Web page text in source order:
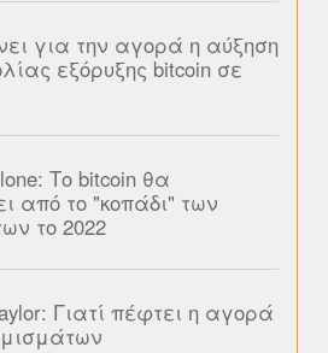
για την αγορά η αύξηση
εξόρυξης bitcoin σε
Το bitcoin θα
από το "κοπάδι" των
το 2022
Γιατί πέφτει η αγορά